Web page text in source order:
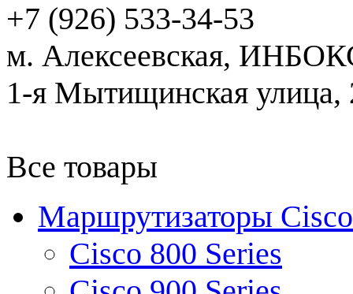
+7 (926) 533-34-53
м. Алексеевская,
1-я Мытищинская улица,
Все товары
Маршрутизаторы Cisco
Cisco 800 Series